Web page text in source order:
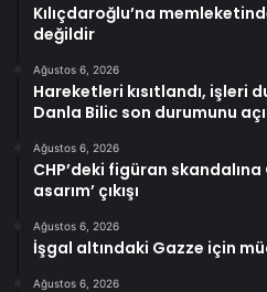
Kılıçdaroğlu’na
değildir
Ağustos 6, 2026
Hareketleri kısıtlandı, işleri
Danla Bilic son durumunu
Ağustos 6, 2026
CHP’deki figüran skandalına
asarım’ çıkışı
Ağustos 6, 2026
İşgal altındaki Gazze için
Ağustos 6, 2026